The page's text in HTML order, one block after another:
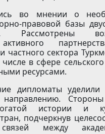
во мнении о
правовой базы
Рассмотрены
частного сектора
в сфере сельского
ресурсами.
дипломаты уделили
направлению.
истории и
подчеркнув
между